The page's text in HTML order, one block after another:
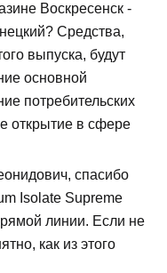
Воскресенск -
Средства,
выпуска, будут
основной
потребительских
открытие в сфере
спасибо
Isolate Supreme
линии. Если не
как из этого